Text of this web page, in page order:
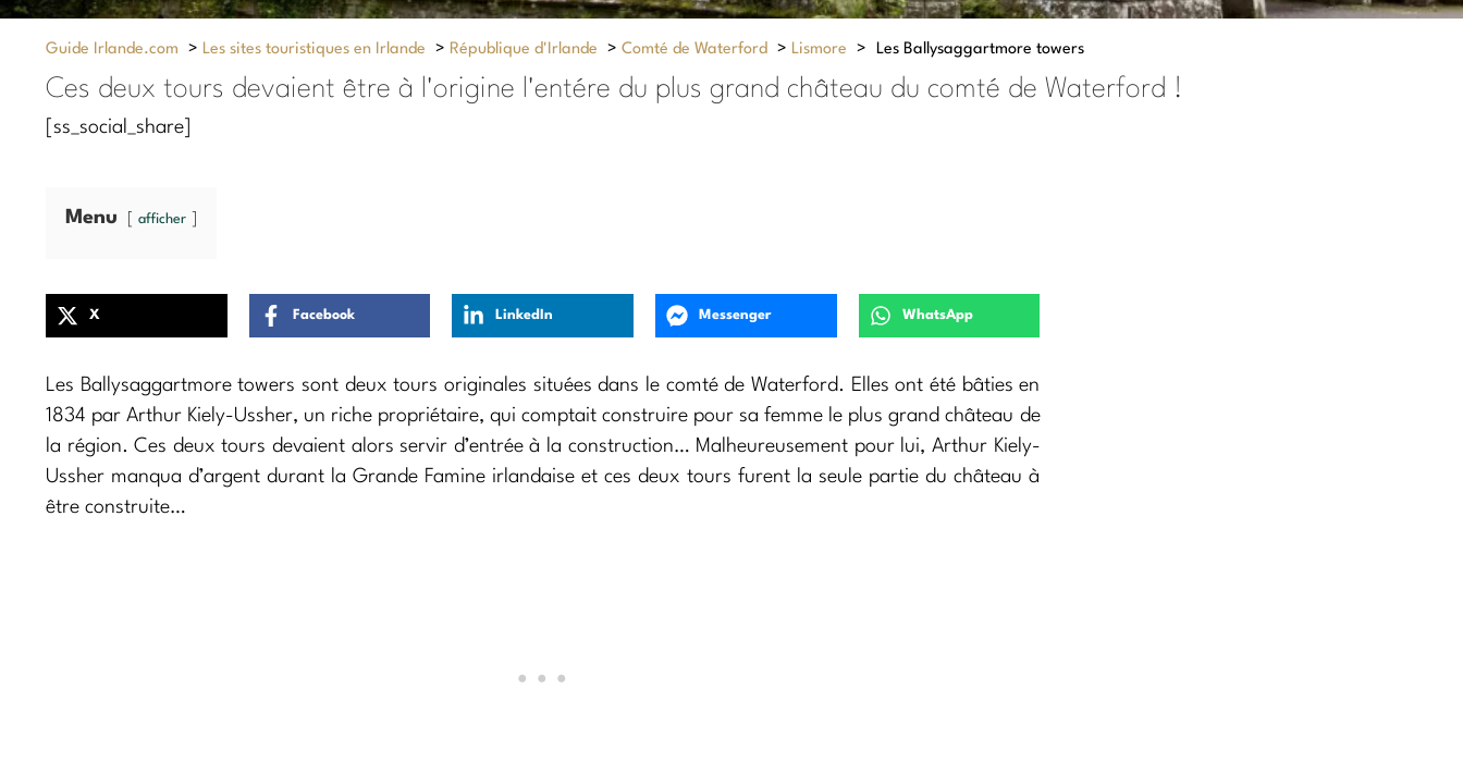
Guide Irlande.com > Les sites touristiques en Irlande > République d'Irlande > Comté de Waterford > Lismore > Les Ballysaggartmore towers
Ces deux tours devaient être à l'origine l'entére du plus grand château du comté de Waterford !
[ss_social_share]
Menu afficher
X Facebook LinkedIn Messenger WhatsApp
Les Ballysaggartmore towers sont deux tours originales situées dans le comté de Waterford. Elles ont été bâties en
1834 par Arthur Kiely-Ussher, un riche propriétaire, qui comptait construire pour sa femme le plus grand château de
la région. Ces deux tours devaient alors servir d’entrée à la construction… Malheureusement pour lui, Arthur Kiely-
Ussher manqua d’argent durant la Grande Famine irlandaise et ces deux tours furent la seule partie du château à
être construite…